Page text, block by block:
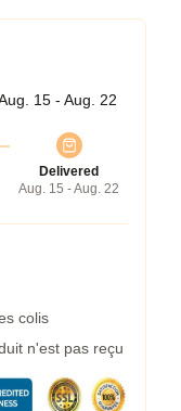
15 - Aug. 22
Delivered
Aug. 15 - Aug. 22
colis
n'est pas reçu